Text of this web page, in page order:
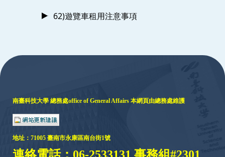
62)遊覽車租用注意事項
南臺科技大學 總務處office of General Affairs 本網頁由總務處維護
地址： 71005 臺南市永康區南台街1號
連絡電話：06-2533131 事務組#2301